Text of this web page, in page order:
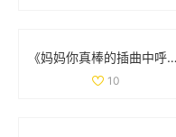
《妈妈你真棒的插曲中呼唤救赎的故事在线阅读》
10